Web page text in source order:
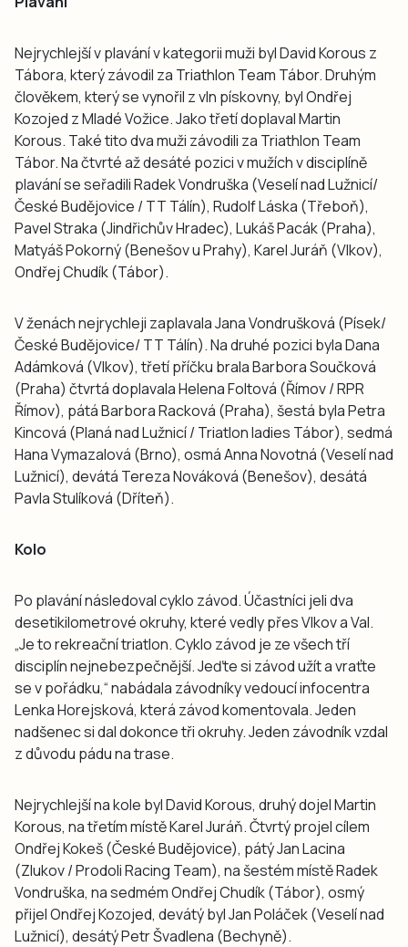
Nejrychlejší v plavání v kategorii muži byl David Korous z
Tábora, který závodil za Triathlon Team Tábor. Druhým
člověkem, který se vynořil z vln pískovny, byl Ondřej
Kozojed z Mladé Vožice. Jako třetí doplaval Martin
Korous. Také tito dva muži závodili za Triathlon Team
Tábor. Na čtvrté až desáté pozici v mužích v disciplíně
plavání se seřadili Radek Vondruška (Veselí nad Lužnicí/
České Budějovice / TT Tálín), Rudolf Láska (Třeboň),
Pavel Straka (Jindřichův Hradec), Lukáš Pacák (Praha),
Matyáš Pokorný (Benešov u Prahy), Karel Juráň (Vlkov),
Ondřej Chudík (Tábor).
V ženách nejrychleji zaplavala Jana Vondrušková (Písek/
České Budějovice/ TT Tálín). Na druhé pozici byla Dana
Adámková (Vlkov), třetí příčku brala Barbora Součková
(Praha) čtvrtá doplavala Helena Foltová (Římov / RPR
Římov), pátá Barbora Racková (Praha), šestá byla Petra
Kincová (Planá nad Lužnicí / Triatlon ladies Tábor), sedmá
Hana Vymazalová (Brno), osmá Anna Novotná (Veselí nad
Lužnicí), devátá Tereza Nováková (Benešov), desátá
Pavla Stulíková (Dříteň).
Kolo
Po plavání následoval cyklo závod. Účastníci jeli dva
desetikilometrové okruhy, které vedly přes Vlkov a Val.
„Je to rekreační triatlon. Cyklo závod je ze všech tří
disciplín nejnebezpečnější. Jeďte si závod užít a vraťte
se v pořádku,“ nabádala závodníky vedoucí infocentra
Lenka Horejsková, která závod komentovala. Jeden
nadšenec si dal dokonce tři okruhy. Jeden závodník vzdal
z důvodu pádu na trase.
Nejrychlejší na kole byl David Korous, druhý dojel Martin
Korous, na třetím místě Karel Juráň. Čtvrtý projel cílem
Ondřej Kokeš (České Budějovice), pátý Jan Lacina
(Zlukov / Prodoli Racing Team), na šestém místě Radek
Vondruška, na sedmém Ondřej Chudík (Tábor), osmý
přijel Ondřej Kozojed, devátý byl Jan Poláček (Veselí nad
Lužnicí), desátý Petr Švadlena (Bechyně).